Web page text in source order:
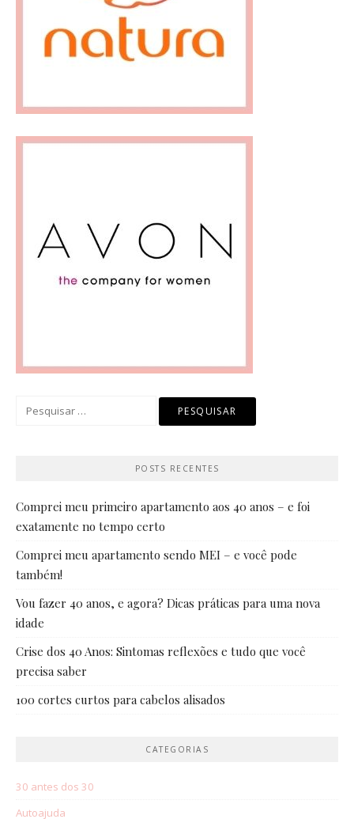
POSTS RECENTES
Comprei meu primeiro apartamento aos 40 anos – e foi
exatamente no tempo certo
Comprei meu apartamento sendo MEI – e você pode
também!
Vou fazer 40 anos, e agora? Dicas práticas para uma nova
idade
Crise dos 40 Anos: Sintomas reflexões e tudo que você
precisa saber
100 cortes curtos para cabelos alisados
CATEGORIAS
30 antes dos 30
Autoajuda